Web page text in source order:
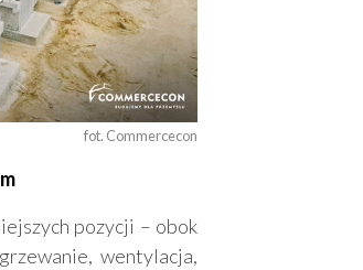
fot. Commercecon
pozycji – obok
wentylacja,